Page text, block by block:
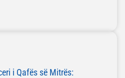
i Qafës së Mitrës: